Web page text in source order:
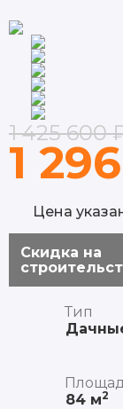
1 425 600
1
Цена
Скидка на
Тип
84 м2